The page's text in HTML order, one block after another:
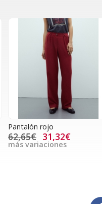
Pantalón rojo
62,65€ 31,32€
más variaciones